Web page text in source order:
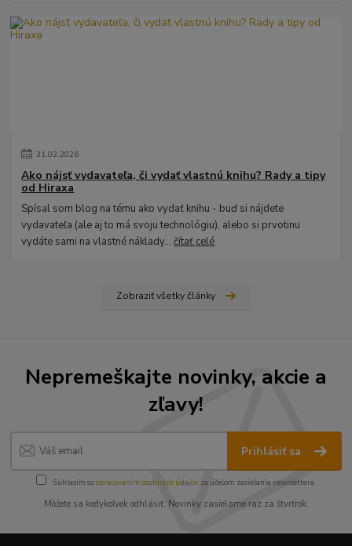
31.03.2026
Ako nájsť vydavateľa, či vydať vlastnú knihu? Rady a tipy
od Hiraxa
Spísal som blog na tému ako vydať knihu - buď si nájdete
vydavateľa (ale aj to má svoju technológiu), alebo si prvotinu
vydáte sami na vlastné náklady...čítať celé
Zobraziť všetky články
Nepremeškajte novinky, akcie a
zľavy!
Prihlásiť sa
Súhlasím sospracovaním osobných údajov za účelom zasielania newslettera.
Môžete sa kedykoľvek odhlásiť. Novinky zasielame raz za štvrťrok.